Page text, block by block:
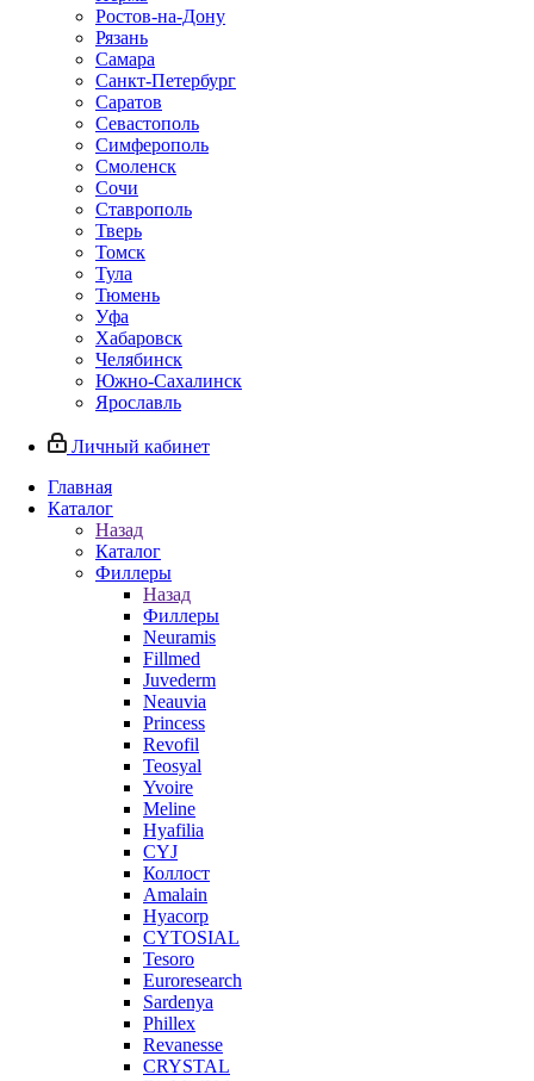
Ростов-на-Дону
Рязань
Самара
Санкт-Петербург
Саратов
Севастополь
Симферополь
Смоленск
Сочи
Ставрополь
Тверь
Томск
Тула
Тюмень
Уфа
Хабаровск
Челябинск
Южно-Сахалинск
Ярославль
Личный кабинет
Главная
Каталог
Назад
Каталог
Филлеры
Назад
Филлеры
Neuramis
Fillmed
Juvederm
Neauvia
Princess
Revofil
Teosyal
Yvoire
Meline
Hyafilia
CYJ
Коллост
Amalain
Hyacorp
CYTOSIAL
Tesoro
Euroresearch
Sardenya
Phillex
Revanesse
CRYSTAL